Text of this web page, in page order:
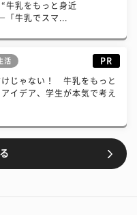
牛乳をもっと身近
牛乳でスマ...
活 PR
けじゃない！ 牛乳をもっと
イデア、学生が本気で考え